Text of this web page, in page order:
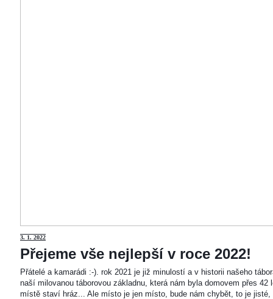
3. 1. 2022
Přejeme vše nejlepší v roce 2022!
Přátelé a kamarádi :-). rok 2021 je již minulostí a v historii našeho
naší milovanou táborovou základnu, která nám byla domovem přes
místě staví hráz... Ale místo je jen místo, bude nám chybět, to je